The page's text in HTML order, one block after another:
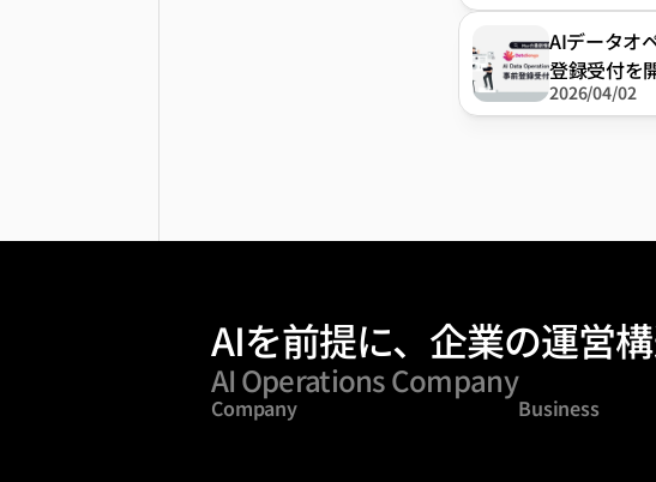
AIデータオ
登録受付を
2026/04/02
AIを前提に、企業の運営
AI Operations Company
Company Business